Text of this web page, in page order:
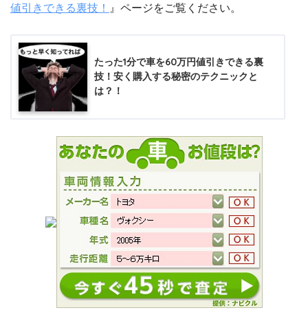
値引きできる裏技！ 』ページをご覧ください。
たった1分で車を60万円値引きできる裏
技！安く購入する秘密のテクニックと
は？！